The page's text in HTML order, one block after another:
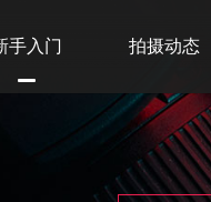
手入门 拍摄动态